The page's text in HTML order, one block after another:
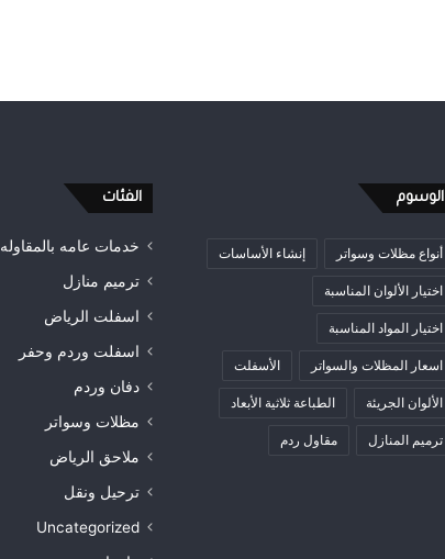
الوسوم
أنواع مظلات وسواتر إنشاء الأساسات
اختيار الألوان المناسبة
اختيار المواد المناسبة
اسعار المظلات والسواتر الأسفلت
الألوان الجريئة الطباعة ثلاثية الأبعاد
ترميم المنازل مقاول ردم
الفئات
خدمات عامه بالمقاوله
ترميم منازل
اسفلت الرياض
اسفلت وردم وحفر
دفان وردم
مظلات وسواتر
ملاحق الرياض
ترحيل ونقل
Uncategorized